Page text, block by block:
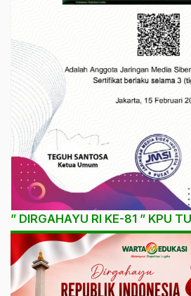
” DIRGAHAYU RI KE-81 ” KPU